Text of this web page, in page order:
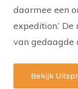
daarmee een
expedition.’
van gedaagde
Bekijk